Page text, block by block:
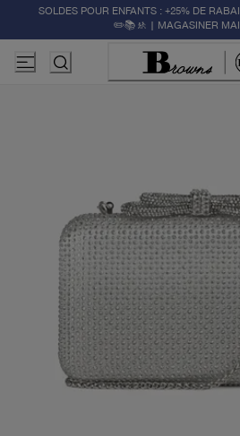
SOLDES POUR ENFANTS : +25% DE
✏️📚🚸 | MAGASINER